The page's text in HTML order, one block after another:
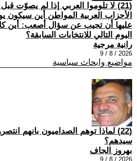
(21) لا تلوموا العربي إذا لم يصوّت
الأحزاب العربية المواطن أين سيكون
عليها أن تجيب عن سؤال أصعب: أين
اليوم التالي للانتخابات السابقة؟
رانية مرجية
2026 / 8 / 9
مواضيع وابحاث سياسية
(22) ‏لماذا توهم الصداميون بانهم
سيدهم؟
بهروز الجاف
2026 / 8 / 9